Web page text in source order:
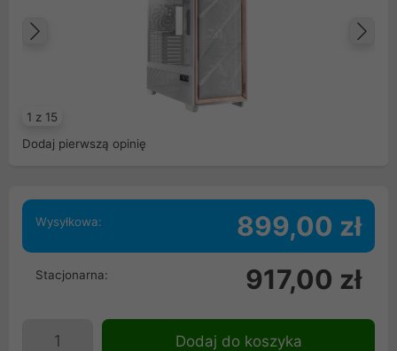
1 z 15
Dodaj pierwszą opinię
Wysyłkowa: 899,00 zł
Stacjonarna: 917,00 zł
Dodaj do koszyka